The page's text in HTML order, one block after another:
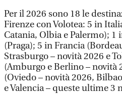
Per il 2026 sono 18 le
Firenze con Volotea: 5 in
Catania, Olbia e Palermo); 1
(Praga); 5 in Francia
Strasburgo – novità 2026 e
(Amburgo e Berlino – novità
(Oviedo – novità 2026,
e Valencia – queste ultime 3